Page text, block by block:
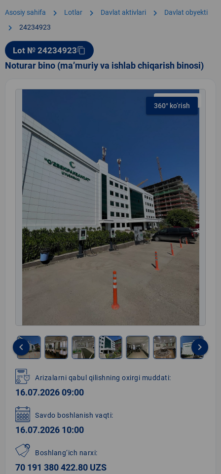
Asosiy sahifa chevron_right Lotlar chevron_right Davlat aktivlari chevron_right Davlat obyekti
chevron_right 24234923
Lot № 24234923content_copy
Noturar bino (ma’muriy va ishlab chiqarish binosi)
360° ko‘rish
Rasm 1 / 24
1
of
24
keyboard_arrow_left keyboard_arrow_right
Arizalarni qabul qilishning oxirgi muddati:
16.07.2026 09:00
Savdo boshlanish vaqti:
16.07.2026 10:00
Boshlang‘ich narxi:
70 191 380 422.80 UZS